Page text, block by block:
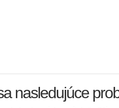
nasledujúce